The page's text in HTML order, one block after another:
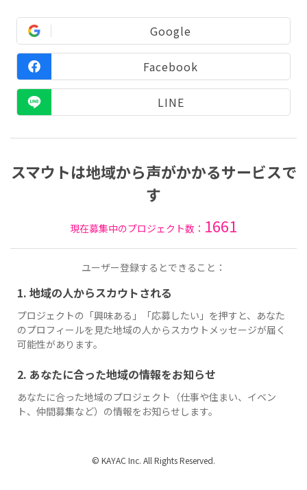
Google
Facebook
LINE
スマウトは地域から声がかかるサービスで
す
現在募集中のプロジェクト数： 1661
ユーザー登録するとできること：
1. 地域の人からスカウトされる
プロジェクトの「興味ある」「応募したい」を押すと、あなた
のプロフィールを見た地域の人からスカウトメッセージが届く
可能性があります。
2. あなたに合った地域の情報をお知らせ
あなたに合った地域のプロジェクト（仕事や住まい、イベン
ト、仲間募集など）の情報をお知らせします。
© KAYAC Inc. All Rights Reserved.